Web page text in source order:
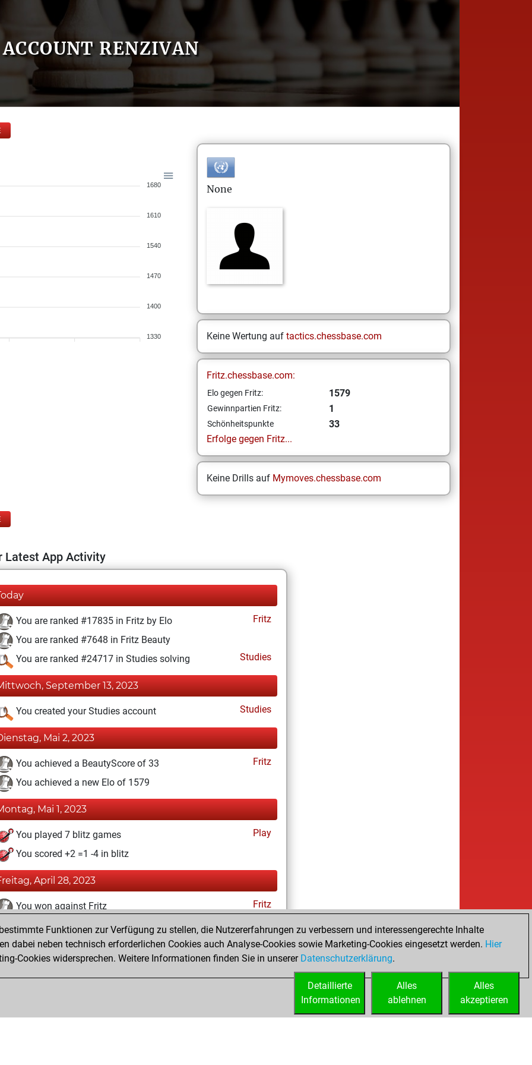
ACCOUNT RENZIVAN
1680
1610
1540
1470
1400
1330
None
Keine Wertung auf tactics.chessbase.com
Fritz.chessbase.com:
Elo gegen Fritz: 1579
Gewinnpartien Fritz: 1
Schönheitspunkte
33
Erfolge gegen Fritz...
Keine Drills auf Mymoves.chessbase.com
Latest App Activity
You are ranked #17835 in Fritz by Elo
Fritz
You are ranked #7648 in Fritz Beauty
You are ranked #24717 in Studies solving
Studies
September 13, 2023
You created your Studies account Studies
Mai 2, 2023
You achieved a BeautyScore of 33
Fritz
You achieved a new Elo of 1579
Mai 1, 2023
You played 7 blitz games
Play
You scored +2 =1 -4 in blitz
April 28, 2023
You won against Fritz Fritz
Juli 3, 2021
You created your Fritz account Fritz
Funktionen zur Verfügung zu stellen, die Nutzererfahrungen zu verbessern und interessengerechte Inhalte
dabei neben technisch erforderlichen Cookies auch Analyse-Cookies sowie Marketing-Cookies eingesetzt werden. Hier
Cookies widersprechen. Weitere Informationen finden Sie in unserer Datenschutzerklärung.
Alles
akzeptieren
Alles
ablehnen
Detaillierte
Informationen